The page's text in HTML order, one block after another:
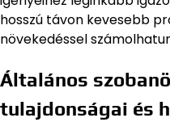
hosszú távon kevesebb
növekedéssel
Általános
tulajdonságai és